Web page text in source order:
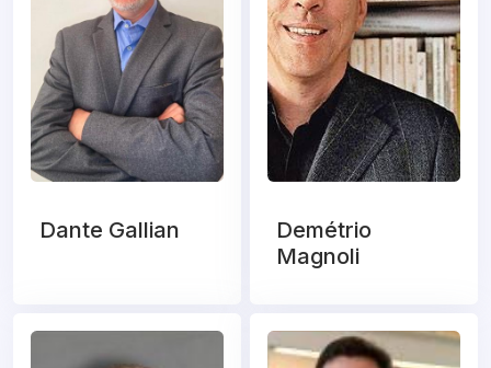
Dante Gallian
Demétrio
Magnoli